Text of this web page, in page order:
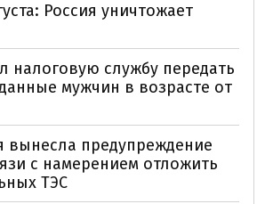
Россия уничтожает
налоговую службу передать
мужчин в возрасте от
вынесла предупреждение
с намерением отложить
ТЭС